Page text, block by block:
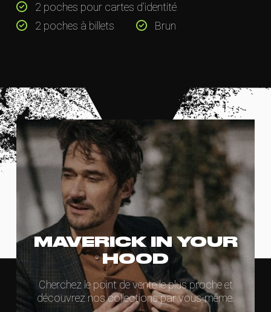
2 poches pour cartes d’identité
2 poches à billets
Brun
MAVERICK IN YOUR
HOOD
Cherchez le point de vente le plus proche et
découvrez nos collections par vous-même.